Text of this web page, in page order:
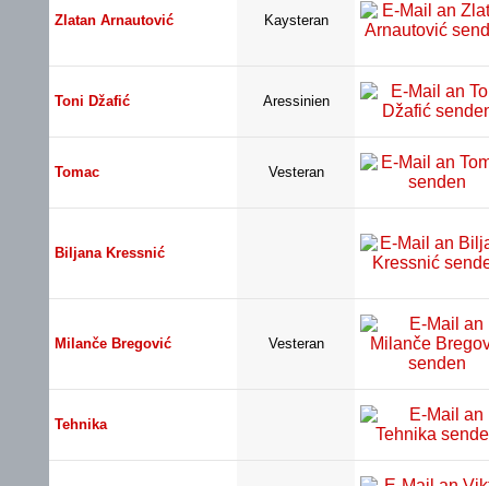
Zlatan Arnautović Kaysteran
Toni Džafić Aressinien
Tomac Vesteran
Biljana Kressnić
Milanče Bregović Vesteran
Tehnika